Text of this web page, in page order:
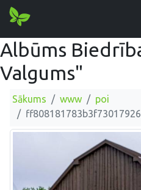
Albūms
Valgums"
Sākums www
poi